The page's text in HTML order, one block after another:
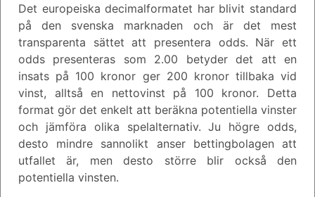
Det europeiska decimalformatet har blivit standard
på den svenska marknaden och är det mest
transparenta sättet att presentera odds. När ett
odds presenteras som 2.00 betyder det att en
insats på 100 kronor ger 200 kronor tillbaka vid
vinst, alltså en nettovinst på 100 kronor. Detta
format gör det enkelt att beräkna potentiella vinster
och jämföra olika spelalternativ. Ju högre odds,
desto mindre sannolikt anser bettingbolagen att
utfallet är, men desto större blir också den
potentiella vinsten.